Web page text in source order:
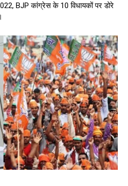
BJP कांग्रेस के 10 विधायकों पर डोरे